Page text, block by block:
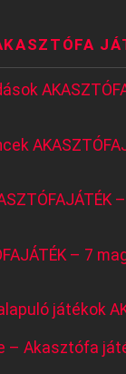
– 7
játékok
– Akasztófa